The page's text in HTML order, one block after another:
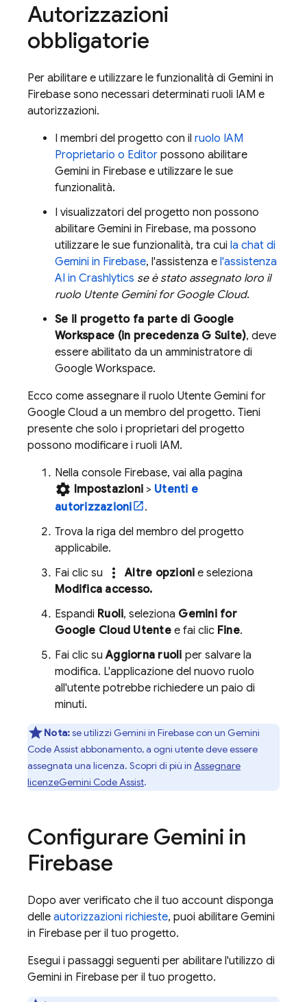
Autorizzazioni
obbligatorie
Per abilitare e utilizzare le funzionalità di Gemini in
Firebase sono necessari determinati ruoli IAM e
autorizzazioni.
I membri del progetto con il ruolo IAM
Proprietario o Editor possono abilitare
Gemini in Firebase e utilizzare le sue
funzionalità.
I visualizzatori del progetto non possono
abilitare Gemini in Firebase, ma possono
utilizzare le sue funzionalità, tra cui la chat di
Gemini in Firebase, l'assistenza e l'assistenza
AI in Crashlytics se è stato assegnato loro il
ruolo Utente Gemini for Google Cloud.
Se il progetto fa parte di Google
Workspace (in precedenza G Suite), deve
essere abilitato da un amministratore di
Google Workspace.
Ecco come assegnare il ruolo Utente Gemini for
Google Cloud a un membro del progetto. Tieni
presente che solo i proprietari del progetto
possono modificare i ruoli IAM.
Nella console Firebase, vai alla pagina
settings Impostazioni > Utenti e
autorizzazioni
.
Trova la riga del membro del progetto
applicabile.
Fai clic su
more_vert Altre opzioni e seleziona
Modifica accesso.
Espandi Ruoli, seleziona Gemini for
Google Cloud Utentee fai clic Fine.
Fai clic suAggiorna ruoli per salvare la
modifica. L'applicazione del nuovo ruolo
all'utente potrebbe richiedere un paio di
minuti.
Nota:se utilizzi Gemini inFirebasecon un Gemini
Code Assistabbonamento, a ogni utente deve essere
assegnata una licenza. Scopri di più in Assegnare
licenzeGemini Code Assist.
Configurare Gemini in
Firebase
Dopo aver verificato che il tuo account disponga
delle autorizzazioni richieste, puoi abilitare Gemini
in Firebase per il tuo progetto.
Esegui i passaggi seguenti per abilitare l'utilizzo di
Gemini in Firebase per il tuo progetto.